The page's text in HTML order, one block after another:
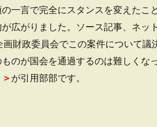
一言で完全にスタンスを変えたこ
広がりました。ソース記事、ネッ
画財政委員会でこの案件について議
ものが国会を通過するのは難しくな
が引用部部です。